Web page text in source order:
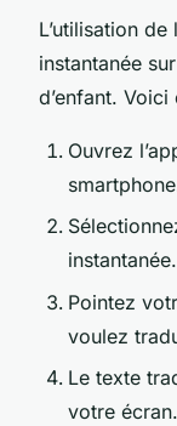
L’utilisation
instantanée
d’enfant.
Ouvrez
instantanée.
Pointez
voulez
Le texte
votre écran.